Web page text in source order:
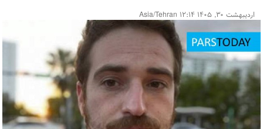
اردیبهشت ۳۰, ۱۴۰۵ ۱۲:۱۴ Asia/Tehran